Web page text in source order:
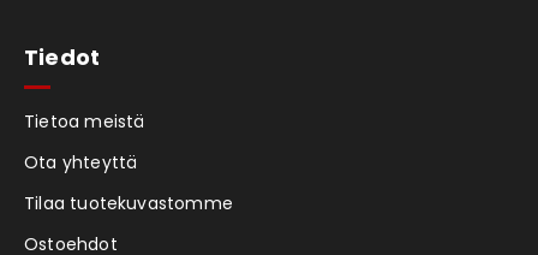
Tiedot
Tietoa meistä
Ota yhteyttä
Tilaa tuotekuvastomme
Ostoehdot